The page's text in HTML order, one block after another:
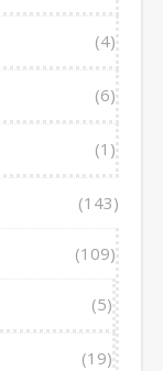
(4)
(6)
(1)
(143)
(109)
(5)
(19)